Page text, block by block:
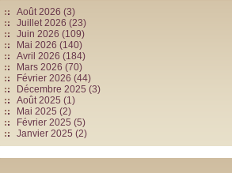
Août 2026 (3)
Juillet 2026 (23)
Juin 2026 (109)
Mai 2026 (140)
Avril 2026 (184)
Mars 2026 (70)
Février 2026 (44)
Décembre 2025 (3)
Août 2025 (1)
Mai 2025 (2)
Février 2025 (5)
Janvier 2025 (2)